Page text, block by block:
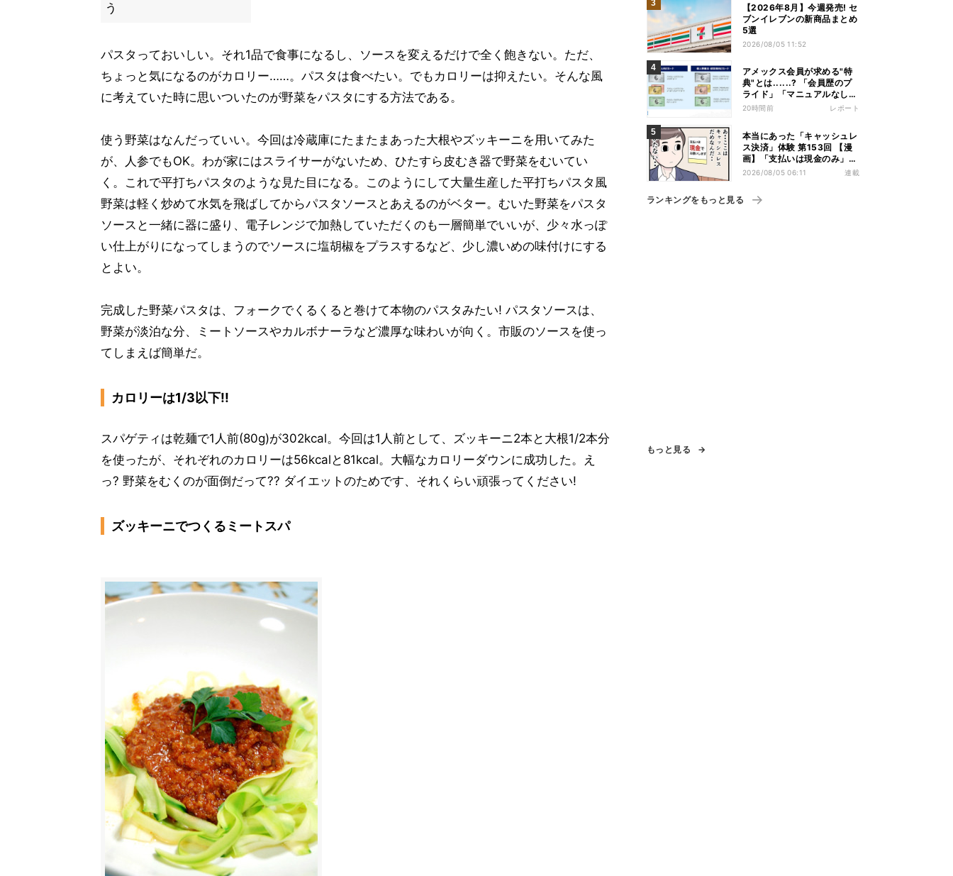
う
パスタっておいしい。それ1品で食事になるし、ソースを変えるだけで全く飽きない。ただ、
ちょっと気になるのがカロリー……。パスタは食べたい。でもカロリーは抑えたい。そんな風
に考えていた時に思いついたのが野菜をパスタにする方法である。
使う野菜はなんだっていい。今回は冷蔵庫にたまたまあった大根やズッキーニを用いてみた
が、人参でもOK。わが家にはスライサーがないため、ひたすら皮むき器で野菜をむいてい
く。これで平打ちパスタのような見た目になる。このようにして大量生産した平打ちパスタ風
野菜は軽く炒めて水気を飛ばしてからパスタソースとあえるのがベター。むいた野菜をパスタ
ソースと一緒に器に盛り、電子レンジで加熱していただくのも一層簡単でいいが、少々水っぽ
い仕上がりになってしまうのでソースに塩胡椒をプラスするなど、少し濃いめの味付けにする
とよい。
完成した野菜パスタは、フォークでくるくると巻けて本物のパスタみたい! パスタソースは、
野菜が淡泊な分、ミートソースやカルボナーラなど濃厚な味わいが向く。市販のソースを使っ
てしまえば簡単だ。
カロリーは1/3以下!!
スパゲティは乾麺で1人前(80g)が302kcal。今回は1人前として、ズッキーニ2本と大根1/2本分
を使ったが、それぞれのカロリーは56kcalと81kcal。大幅なカロリーダウンに成功した。え
っ? 野菜をむくのが面倒だって?? ダイエットのためです、それくらい頑張ってください!
ズッキーニでつくるミートスパ
【2026年8月】今週発売! セ
ブンイレブンの新商品まとめ
5選
2026/08/05 11:52
アメックス会員が求める"特
典"とは......? 「会員歴のプ
ライド」「マニュアルなしの
コンシェルジュ」など担当者
20時間前 レポート
本当にあった「キャッシュレ
ス決済」体験 第153回 【漫
画】「支払いは現金のみ」と
分かっていたのに……会計で
2026/08/05 06:11 連載
ランキングをもっと見る
もっと見る